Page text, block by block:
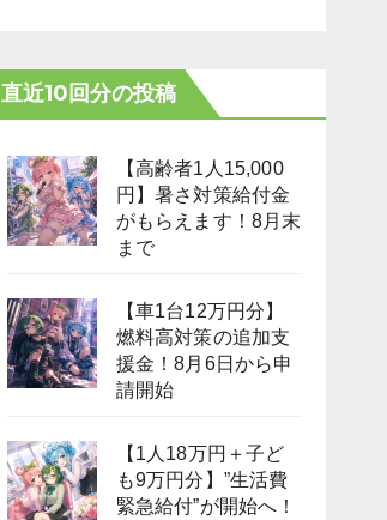
直近10回分の投稿
【高齢者1人15,000
円】暑さ対策給付金
がもらえます！8月末
まで
【車1台12万円分】
燃料高対策の追加支
援金！8月6日から申
請開始
【1人18万円＋子ど
も9万円分】”生活費
緊急給付”が開始へ！